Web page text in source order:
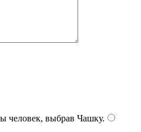
человек, выбрав Чашку.